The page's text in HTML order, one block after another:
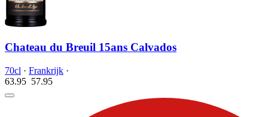
Chateau du Breuil 15ans Calvados
70cl · Frankrijk ·
63.95 57.95